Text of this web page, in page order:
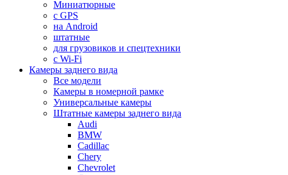
Миниатюрные
с GPS
на Android
штатные
для грузовиков и спецтехники
с Wi-Fi
Камеры заднего вида
Все модели
Камеры в номерной рамке
Универсальные камеры
Штатные камеры заднего вида
Audi
BMW
Cadillac
Chery
Chevrolet